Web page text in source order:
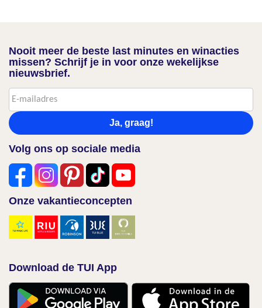
Nooit meer de beste last minutes en winacties
missen? Schrijf je in voor onze wekelijkse
nieuwsbrief.
Ja, graag!
Volg ons op sociale media
Onze vakantieconcepten
Download de TUI App